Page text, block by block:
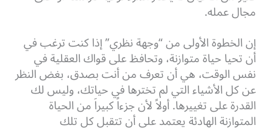
مجال عمله.
إن الخطوة الأولى من “وجهة نظري” إذا كنت ترغب في
أن تحيا حياة متوازنة، وتحافظ على قواك العقلية في
نفس الوقت، هي أن تعرف من أنت بصدق، بغض النظر
عن كل الأشياء التي لم تخترها في حياتك، وليس لك
القدرة على تغييرها. أولاً لأن جزءاً كبيراَ من الحياة
المتوازنة الهادئة يعتمد على أن تتقبل كل تلك